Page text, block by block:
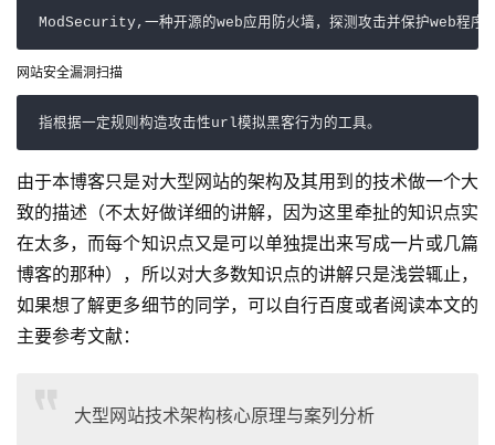
ModSecurity,一种开源的web应用防火墙，探测攻击并保护web程
网站安全漏洞扫描
指根据一定规则构造攻击性url模拟黑客行为的工具。
由于本博客只是对大型网站的架构及其用到的技术做一个大
致的描述（不太好做详细的讲解，因为这里牵扯的知识点实
在太多，而每个知识点又是可以单独提出来写成一片或几篇
博客的那种），所以对大多数知识点的讲解只是浅尝辄止，
如果想了解更多细节的同学，可以自行百度或者阅读本文的
主要参考文献：
大型网站技术架构核心原理与案列分析